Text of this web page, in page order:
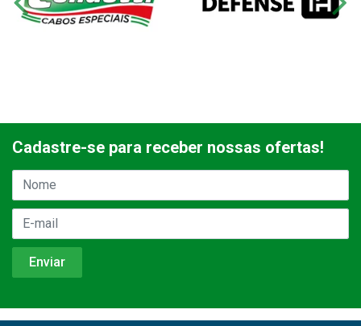
Cadastre-se para receber nossas ofertas!